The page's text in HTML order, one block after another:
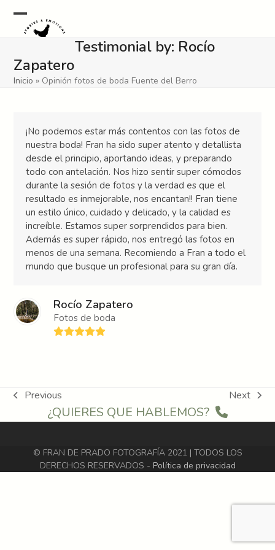
contentOpen
menu
Close
menu
Testimonial by: Rocío
Zapatero
Inicio » Opinión fotos de boda Fuente del Berro
¡No podemos estar más contentos con las fotos de
nuestra boda! Fran ha sido super atento y detallista
desde el principio, aportando ideas, y preparando
todo con antelación. Nos hizo sentir super cómodos
durante la sesión de fotos y la verdad es que el
resultado es inmejorable, nos encantan!! Fran tiene
un estilo único, cuidado y delicado, y la calidad es
increíble. Estamos super sorprendidos para bien.
Además es super rápido, nos entregó las fotos en
menos de una semana. Recomiendo a Fran a todo el
mundo que busque un profesional para su gran día.
Rocío Zapatero
Fotos de boda
Rating:
previous
Previous
next
Next
¿QUIERES QUE HABLEMOS?
© FRAN DE PRADO FOTOGRAFÍA 2021 | TODOS LOS
DERECHOS RESERVADOS - Política de privacidad